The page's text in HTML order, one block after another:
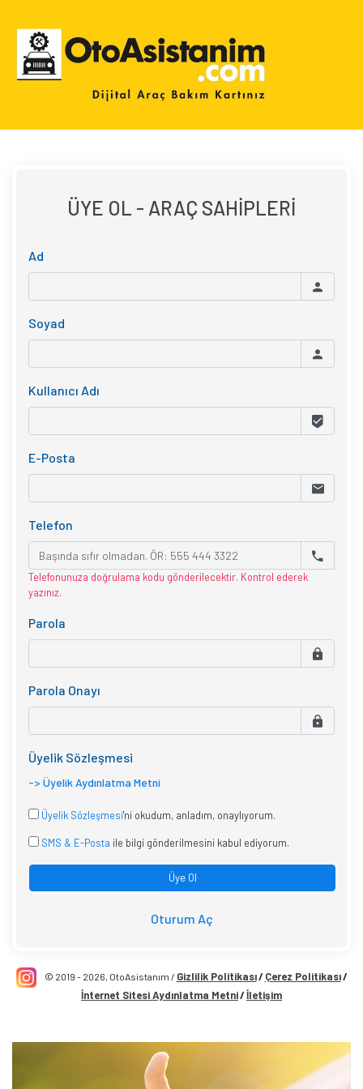
ÜYE OL - ARAÇ SAHİPLERİ
Ad
Soyad
Kullanıcı Adı
E-Posta
Telefon
Telefonunuza doğrulama kodu gönderilecektir. Kontrol ederek
yazınız.
Parola
Parola Onayı
Üyelik Sözleşmesi
-> Üyelik Aydınlatma Metni
Üyelik Sözleşmesi'ni okudum, anladım, onaylıyorum.
SMS & E-Posta ile bilgi gönderilmesini kabul ediyorum.
Üye Ol
Oturum Aç
© 2019 - 2026, OtoAsistanım / Gizlilik Politikası / Çerez Politikası /
İnternet Sitesi Aydınlatma Metni/ İletişim